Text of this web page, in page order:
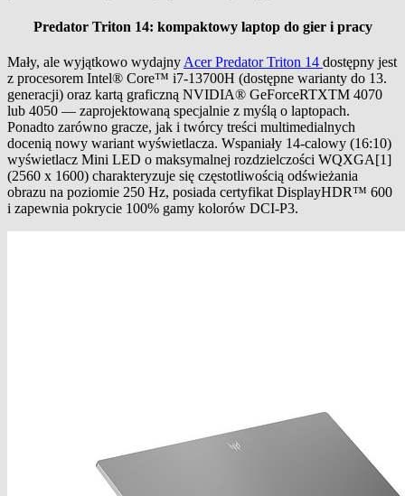
Predator Triton 14: kompaktowy laptop do gier i pracy
Mały, ale wyjątkowo wydajny Acer Predator Triton 14 dostępny jest
z procesorem Intel® Core™ i7-13700H (dostępne warianty do 13.
generacji) oraz kartą graficzną NVIDIA® GeForceRTXTM 4070
lub 4050 — zaprojektowaną specjalnie z myślą o laptopach.
Ponadto zarówno gracze, jak i twórcy treści multimedialnych
docenią nowy wariant wyświetlacza. Wspaniały 14-calowy (16:10)
wyświetlacz Mini LED o maksymalnej rozdzielczości WQXGA[1]
(2560 x 1600) charakteryzuje się częstotliwością odświeżania
obrazu na poziomie 250 Hz, posiada certyfikat DisplayHDR™ 600
i zapewnia pokrycie 100% gamy kolorów DCI-P3.